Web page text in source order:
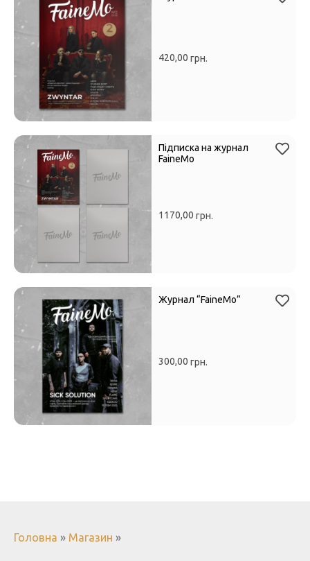
420,00 грн.
Підписка на журнал
FaineMo
1170,00 грн.
Журнал “FaineMo”
300,00 грн.
Головна » Магазин »